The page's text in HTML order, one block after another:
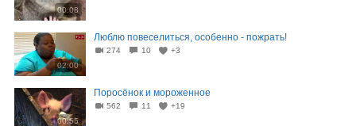
00:08
02:00
Люблю повеселиться, особенно - пожрать!
274 10 +3
00:55
Поросёнок и мороженное
562 11 +19